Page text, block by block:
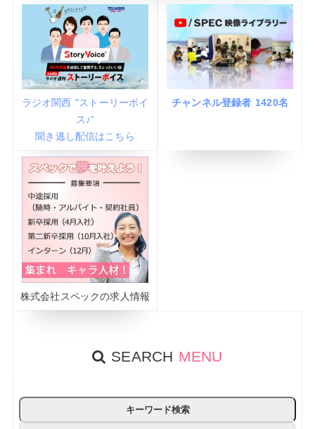
ラジオ関西 "ストーリーボイ
ス♪”
聞き逃し配信はこちら
チャンネル登録者 1420名
株式会社スペックの求人情報
SEARCH MENU
キーワード検索